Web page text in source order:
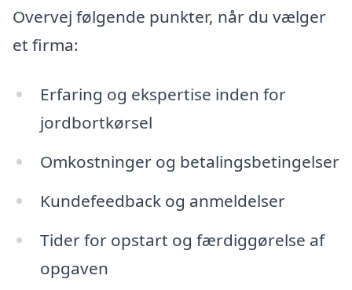
Overvej følgende punkter, når du vælger
et firma:
Erfaring og ekspertise inden for
jordbortkørsel
Omkostninger og betalingsbetingelser
Kundefeedback og anmeldelser
Tider for opstart og færdiggørelse af
opgaven